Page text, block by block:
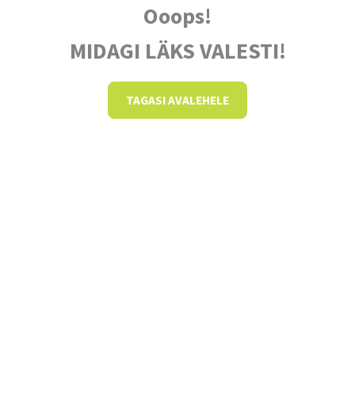
Ooops!
MIDAGI LÄKS VALESTI!
TAGASI AVALEHELE